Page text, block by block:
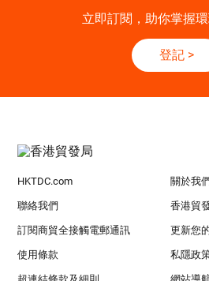
立即訂閱，助你掌握
登記 >
HKTDC.com 關於我
聯絡我們 香港貿
訂閱商貿全接觸電郵通訊 更新您
使用條款 私隱政